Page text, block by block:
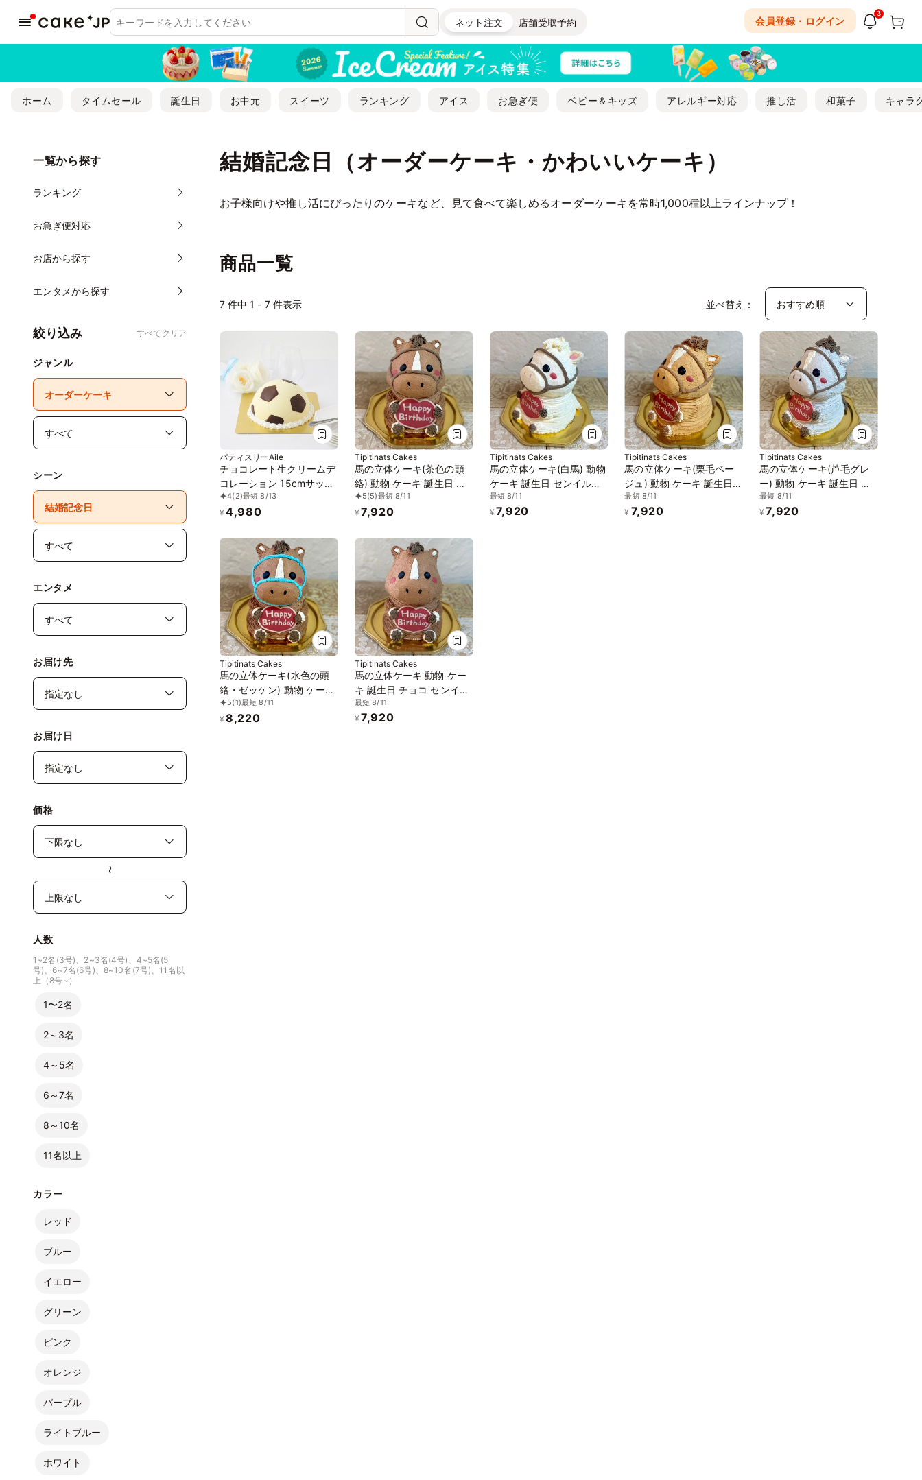
ネット注文 店舗受取予約 会員登録・ログイン
3
ホーム タイムセール 誕生日 お中元 スイーツ ランキング アイス お急ぎ便 ベビー＆キッズ アレルギー対応 推し活 和菓子 キャラ
結婚記念日（オーダーケーキ・かわいいケーキ）
お子様向けや推し活にぴったりのケーキなど、見て食べて楽しめるオーダーケーキを常時1,000種以上ラインナップ！
一覧から探す
ランキング
お急ぎ便対応
お店から探す
エンタメから探す
絞り込み すべてクリア
ジャンル
シーン
エンタメ
お届け先
お届け日
価格
〜
人数
1~2名(3号)、2~3名(4号)、4~5名(5
号)、6~7名(6号)、8~10名(7号)、11名以
上（8号~）
1〜2名
2～3名
4～5名
6～7名
8～10名
11名以上
カラー
レッド
ブルー
イエロー
グリーン
ピンク
オレンジ
パープル
ライトブルー
ホワイト
商品一覧
7 件中 1 - 7 件表示 並べ替え：
パティスリーAile
チョコレート生クリームデ
コレーション 15cmサッカ
ーボール型チョコレート
4(2)最短 8/13
¥ 4,980
Tipitinats Cakes
馬の立体ケーキ(茶色の頭
絡) 動物 ケーキ 誕生日 チ
ョコレート センイルケー
キ 5号 チョコケーキ
5(5)最短 8/11
¥ 7,920
Tipitinats Cakes
馬の立体ケーキ(白馬) 動物
ケーキ 誕生日 センイルケ
ーキ 5号
最短 8/11
¥ 7,920
Tipitinats Cakes
馬の立体ケーキ(栗毛ベー
ジュ) 動物 ケーキ 誕生日
センイルケーキ 5号
最短 8/11
¥ 7,920
Tipitinats Cakes
馬の立体ケーキ(芦毛グレ
ー) 動物 ケーキ 誕生日 セ
ンイルケーキ 5号
最短 8/11
¥ 7,920
Tipitinats Cakes
馬の立体ケーキ(水色の頭
絡・ゼッケン) 動物 ケーキ
誕生日 チョコ センイルケ
ーキ 5号
5(1)最短 8/11
¥ 8,220
Tipitinats Cakes
馬の立体ケーキ 動物 ケー
キ 誕生日 チョコ センイル
ケーキ 5号
最短 8/11
¥ 7,920